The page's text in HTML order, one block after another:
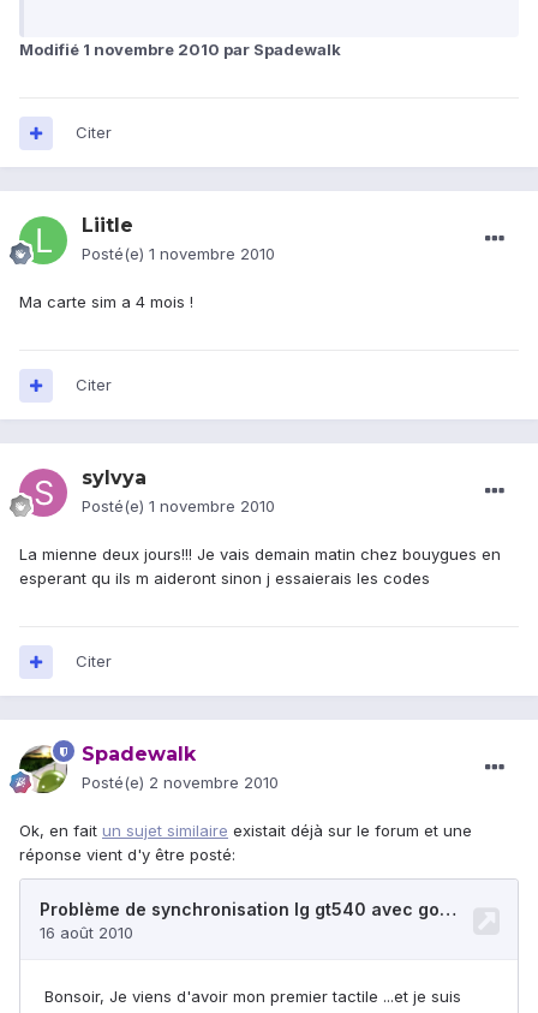
Modifié 1 novembre 2010 par Spadewalk
Citer
Liitle
Posté(e) 1 novembre 2010
Ma carte sim a 4 mois !
Citer
sylvya
Posté(e) 1 novembre 2010
La mienne deux jours!!! Je vais demain matin chez bouygues en
esperant qu ils m aideront sinon j essaierais les codes
Citer
Spadewalk
Posté(e) 2 novembre 2010
Ok, en fait un sujet similaire existait déjà sur le forum et une
réponse vient d'y être posté: